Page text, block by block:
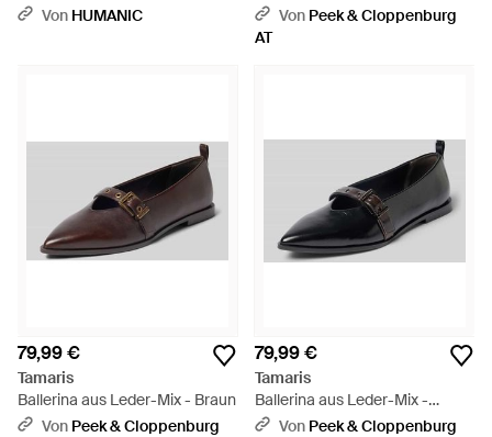
Von HUMANIC
Schwarz
Von Peek & Cloppenburg
AT
79,99 €
Tamaris
Ballerina aus Leder-Mix - Braun
Von Peek & Cloppenburg
79,99 €
Tamaris
Ballerina aus Leder-Mix -
Schwarz
Von Peek & Cloppenburg